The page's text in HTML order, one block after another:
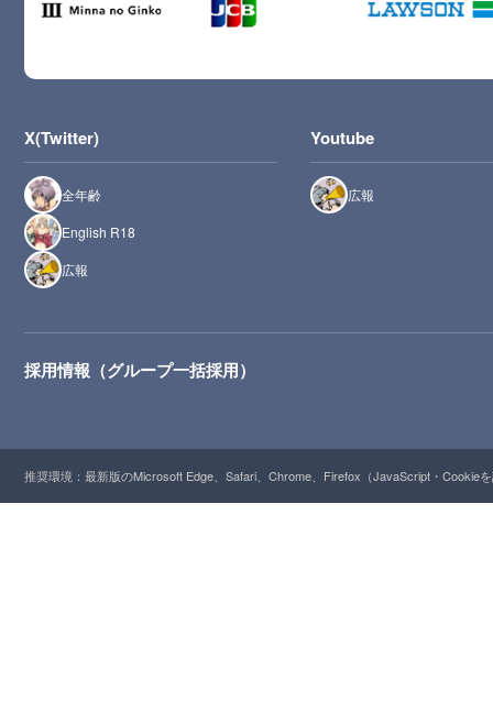
X(Twitter)
全年齢
English R18
広報
Youtube
広報
採用情報（グループ一括採用）
推奨環境：最新版のMicrosoft Edge、Safari、Chrome、Firefox（JavaScript・Cookie